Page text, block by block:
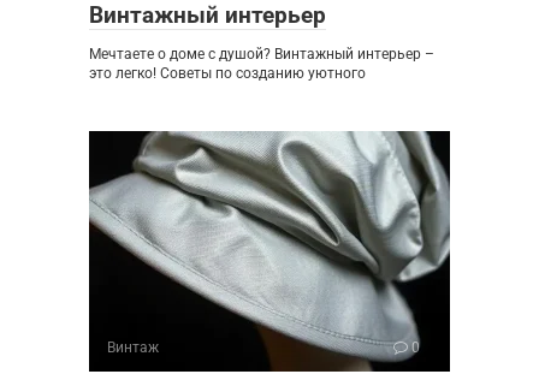
Винтажный интерьер
Мечтаете о доме с душой? Винтажный интерьер –
это легко! Советы по созданию уютного
Винтаж 0